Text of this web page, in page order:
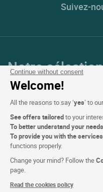
Continue without consent
Welcome!
All the reasons to say ‘yes’ to
See offers tailoredto your
To better understand your needs
To provide you with the
functions properly.
Change your mind? Follow the
page.
Read the cookies policy
Suivez-
Notre
et en Europe
Top Pays
Top Régions
Top Villes
Top Hotels